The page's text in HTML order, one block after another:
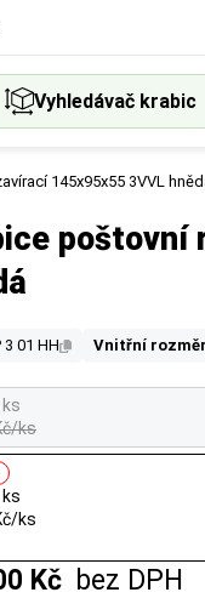
Vyhledávač krabic
145x95x55 3VVL
poštovní
3 01 HH Vnitřní
ks
ks
Kč bez DPH